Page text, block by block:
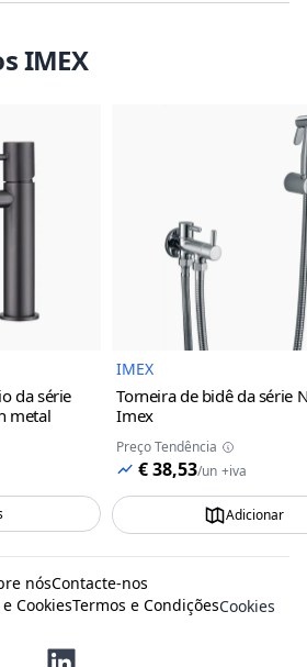
IMEX
da série
metal
IMEX
Torneira de bidê da série
Imex
Preço Tendência
€ 38,53/un +iva
Adicionar
nósContacte-nos
CookiesTermos e CondiçõesCookies